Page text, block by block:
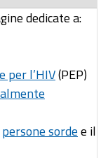
dedicate a:
per l’HIV(PEP)
persone sordee il